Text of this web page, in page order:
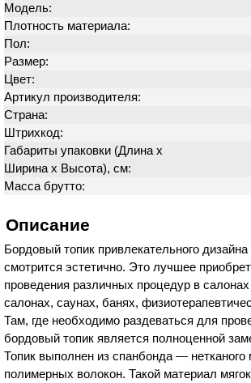
Модель:
Плотность материала:
Пол:
Размер:
Цвет:
Артикул производителя:
Страна:
Штрихкод:
Габариты упаковки (Длина х
Ширина х Высота), см:
Масса брутто:
Описание
Бордовый топик привлекательного
смотрится эстетично. Это лучшее
проведения различных процедур в
салонах, саунах, банях,
Там, где необходимо раздеваться для
бордовый топик является полноценной
Топик выполнен из спанбонда — нетканого
полимерных волокон. Такой материал